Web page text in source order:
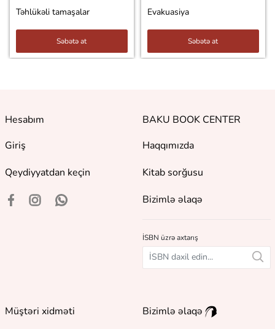
Təhlükəli tamaşalar
Səbətə at
Evakuasiya
Səbətə at
Hesabım
Giriş
Qeydiyyatdan keçin
BAKU BOOK CENTER
Haqqımızda
Kitab sorğusu
Bizimlə əlaqə
İSBN üzrə axtarış
Müştəri xidməti
Bizimlə əlaqə